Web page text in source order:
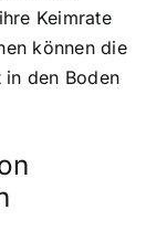
Keimrate
können die
in den Boden